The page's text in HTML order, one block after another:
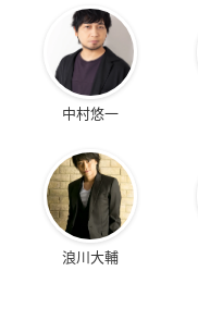
中村悠一
浪川大輔